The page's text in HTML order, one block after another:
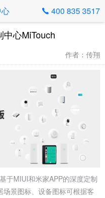
 400 835 3517
心MiTouch
作者：传翔
于MIUI和米家APP的深度定制
景图标、设备图标可根据客